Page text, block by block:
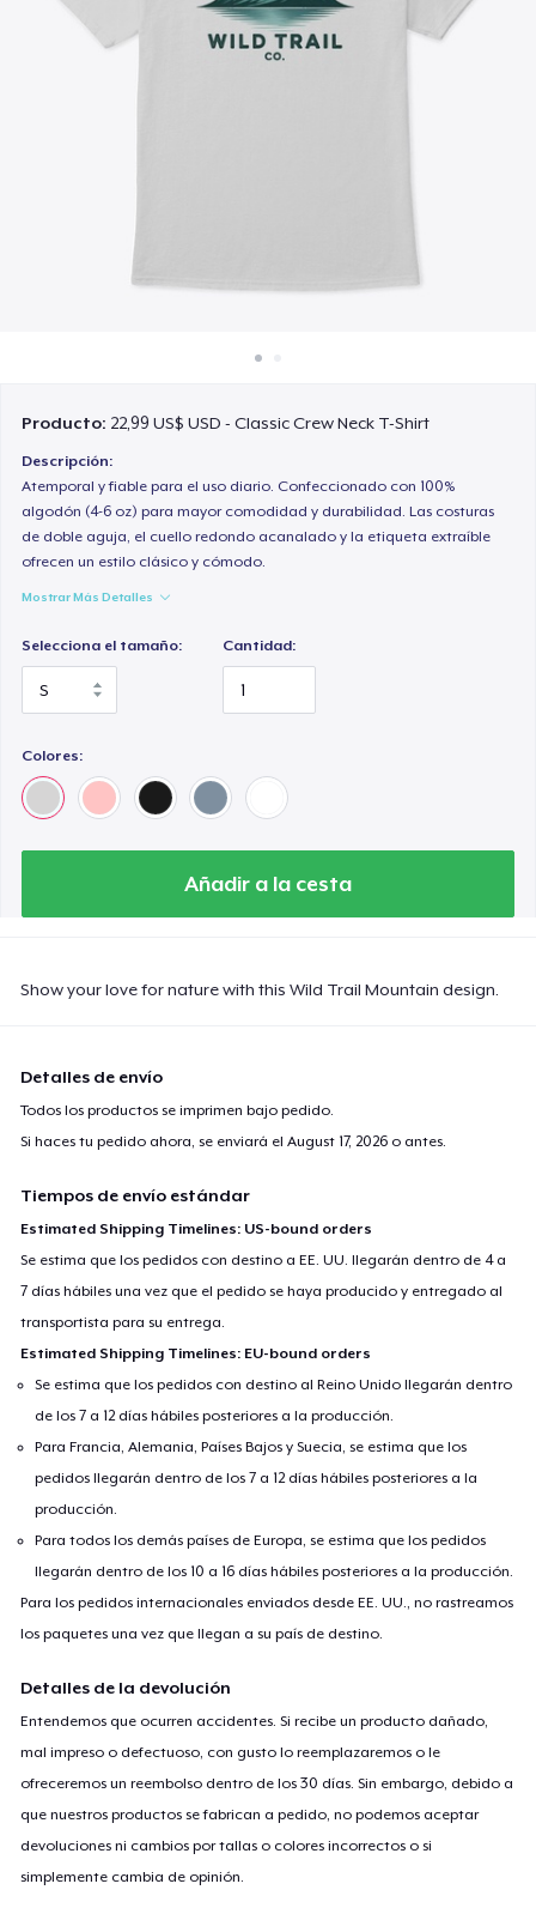
Venda en todas partes
Producto: 22,99 US$ USD - Classic Crew Neck T-Shirt
Descripción:
Atemporal y fiable para el uso diario. Confeccionado con 100%
algodón (4-6 oz) para mayor comodidad y durabilidad. Las costuras
de doble aguja, el cuello redondo acanalado y la etiqueta extraíble
ofrecen un estilo clásico y cómodo.
Mostrar Más Detalles
Selecciona el tamaño: Cantidad:
Colores:
Añadir a la cesta
Show your love for nature with this Wild Trail Mountain design.
Detalles de envío
Todos los productos se imprimen bajo pedido.
Si haces tu pedido ahora, se enviará elAugust 17, 2026 o antes.
Tiempos de envío estándar
Estimated Shipping Timelines: US-bound orders
Se estima que los pedidos con destino a EE. UU. llegarán dentro de 4 a
7 días hábiles una vez que el pedido se haya producido y entregado al
transportista para su entrega.
Estimated Shipping Timelines: EU-bound orders
Se estima que los pedidos con destino al Reino Unido llegarán dentro
de los 7 a 12 días hábiles posteriores a la producción.
Para Francia, Alemania, Países Bajos y Suecia, se estima que los
pedidos llegarán dentro de los 7 a 12 días hábiles posteriores a la
producción.
Para todos los demás países de Europa, se estima que los pedidos
llegarán dentro de los 10 a 16 días hábiles posteriores a la producción.
Para los pedidos internacionales enviados desde EE. UU., no rastreamos
los paquetes una vez que llegan a su país de destino.
Detalles de la devolución
Entendemos que ocurren accidentes. Si recibe un producto dañado,
mal impreso o defectuoso, con gusto lo reemplazaremos o le
ofreceremos un reembolso dentro de los 30 días. Sin embargo, debido a
que nuestros productos se fabrican a pedido, no podemos aceptar
devoluciones ni cambios por tallas o colores incorrectos o si
simplemente cambia de opinión.